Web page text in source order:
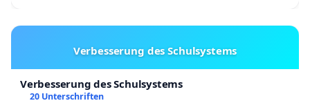
Verbesserung des Schulsystems
Verbesserung des Schulsystems
20 Unterschriften